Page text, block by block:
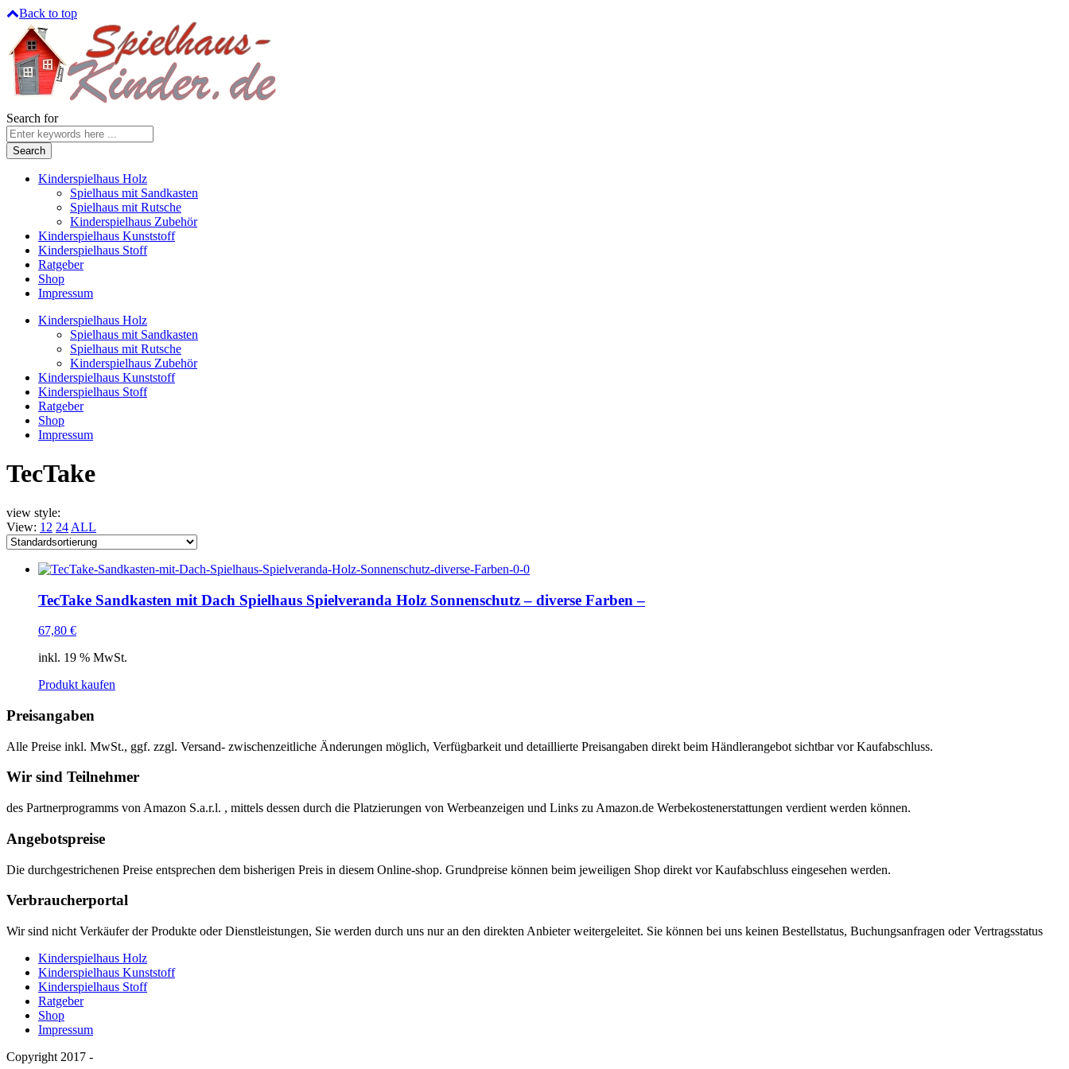
Back to top
Search for
Kinderspielhaus Holz
Spielhaus mit Sandkasten
Spielhaus mit Rutsche
Kinderspielhaus Zubehör
Kinderspielhaus Kunststoff
Kinderspielhaus Stoff
Ratgeber
Shop
Impressum
Kinderspielhaus Holz
Spielhaus mit Sandkasten
Spielhaus mit Rutsche
Kinderspielhaus Zubehör
Kinderspielhaus Kunststoff
Kinderspielhaus Stoff
Ratgeber
Shop
Impressum
TecTake
view style:
View: 12 24 ALL
TecTake Sandkasten mit Dach Spielhaus Spielveranda Holz Sonnenschutz – diverse Farben –
67,80 €
inkl. 19 % MwSt.
Produkt kaufen
Preisangaben
Alle Preise inkl. MwSt., ggf. zzgl. Versand- zwischenzeitliche Änderungen möglich, Verfügbarkeit und detaillierte Preisangaben direkt beim Händlerangebot sichtbar vor Kaufabschluss.
Wir sind Teilnehmer
des Partnerprogramms von Amazon S.a.r.l. , mittels dessen durch die Platzierungen von Werbeanzeigen und Links zu Amazon.de Werbekostenerstattungen verdient werden können.
Angebotspreise
Die durchgestrichenen Preise entsprechen dem bisherigen Preis in diesem Online-shop. Grundpreise können beim jeweiligen Shop direkt vor Kaufabschluss eingesehen werden.
Verbraucherportal
Wir sind nicht Verkäufer der Produkte oder Dienstleistungen, Sie werden durch uns nur an den direkten Anbieter weitergeleitet. Sie können bei uns keinen Bestellstatus, Buchungsanfragen oder Vertragsstatus
Kinderspielhaus Holz
Kinderspielhaus Kunststoff
Kinderspielhaus Stoff
Ratgeber
Shop
Impressum
Copyright 2017 -